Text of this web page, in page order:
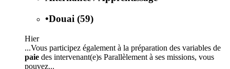
•Douai (59)
Hier
...Vous participez également à la préparation des variables de
paie des intervenant(e)s Parallèlement à ses missions, vous
pouvez...